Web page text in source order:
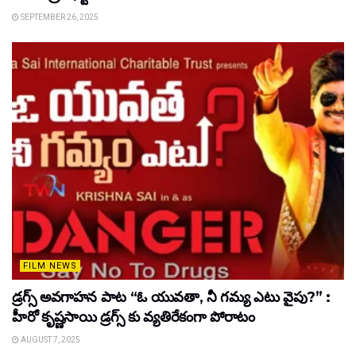
SEPTEMBER 26, 2025
FILM NEWS
డ్రగ్స్ అవగాహన పాట “ఓ యువతా, నీ గమ్య ఎటు వైపు?” :
హీరో కృష్ణసాయి డ్రగ్స్ కు వ్యతిరేకంగా పోరాటం
AUGUST 7, 2025